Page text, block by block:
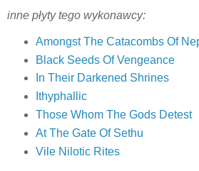
inne płyty tego wykonawcy:
Amongst The Catacombs Of
Black Seeds Of Vengeance
In Their Darkened Shrines
Ithyphallic
Those Whom The Gods Detest
At The Gate Of Sethu
Vile Nilotic Rites